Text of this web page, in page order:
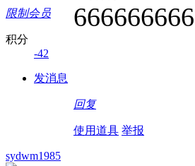
限制会员
积分
-42
发消息
回复
使用道具 举报
sydwm1985